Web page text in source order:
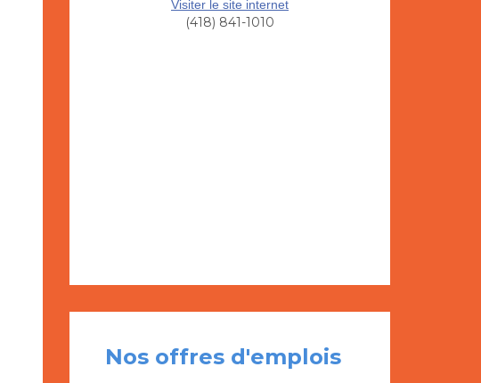
Visiter le site internet
(418) 841-1010
Nos offres d'emplois